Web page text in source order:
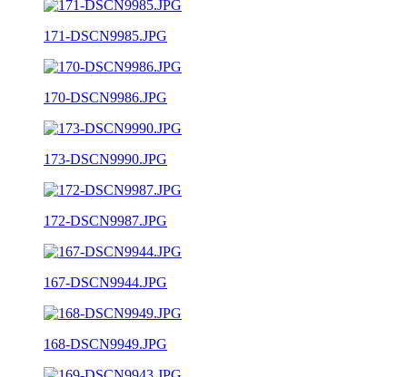
171-DSCN9985.JPG
170-DSCN9986.JPG
173-DSCN9990.JPG
172-DSCN9987.JPG
167-DSCN9944.JPG
168-DSCN9949.JPG